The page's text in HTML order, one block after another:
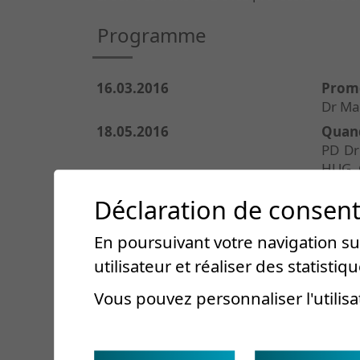
Programme
16.03.2016
Dr
18.05.2016
PD
HUG,
19.10.2016
Les
PD
30.11.2016
Déclaration de
En poursuivant votre navigation
utilisateur et réaliser des
Vous pouvez personnaliser